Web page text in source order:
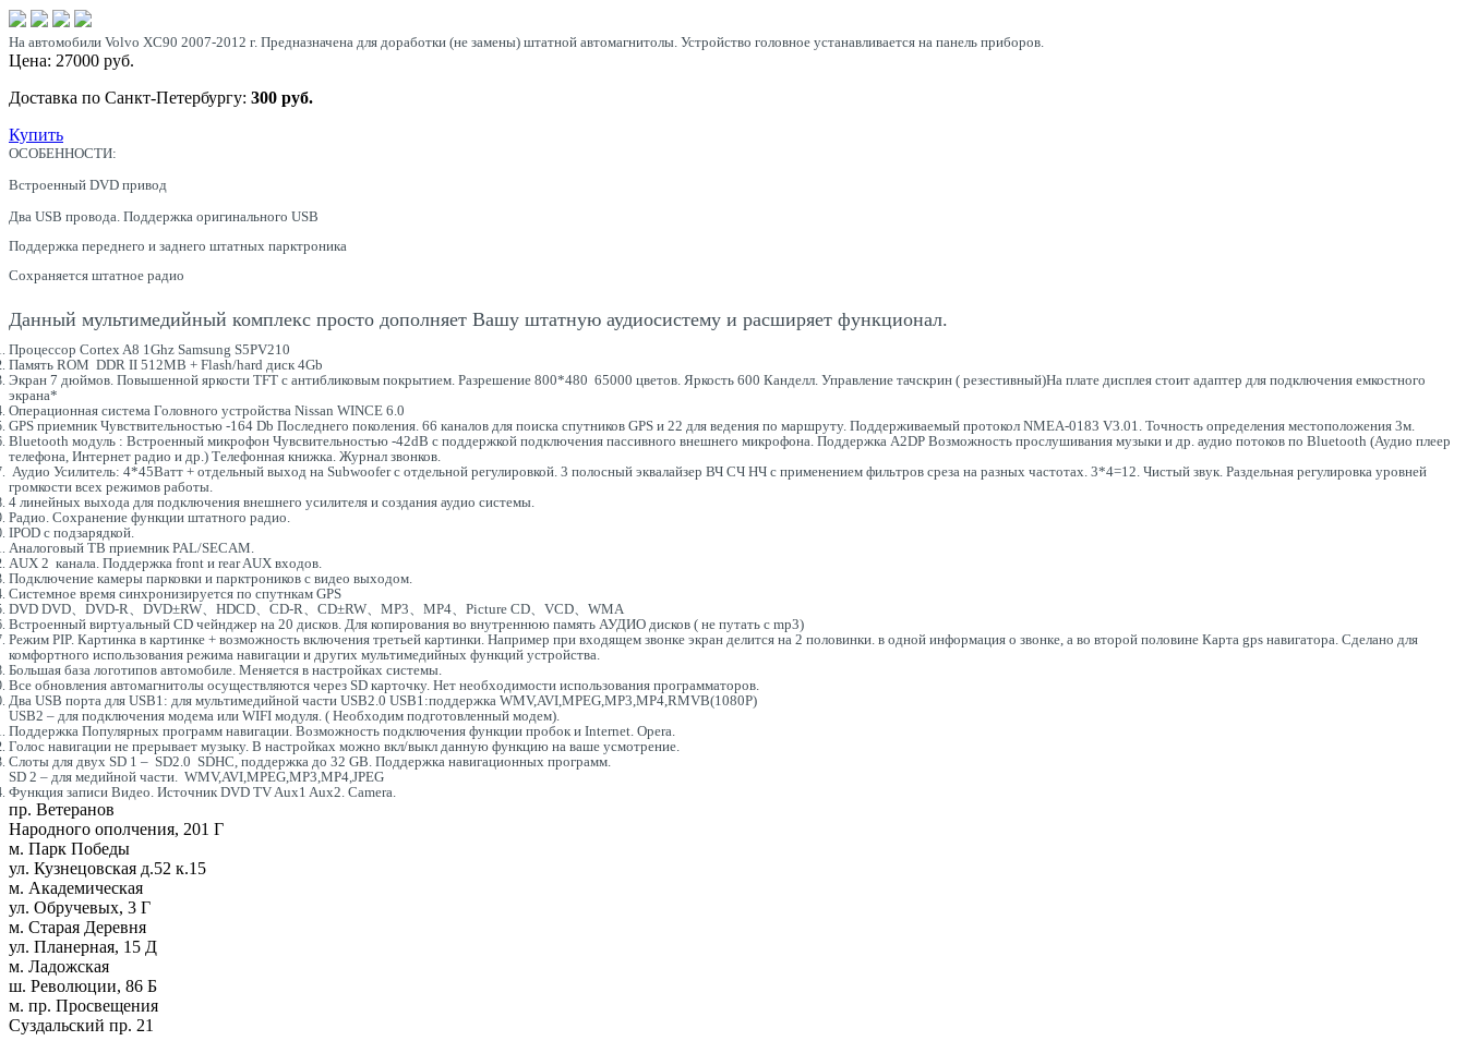
На автомобили Volvo XC90 2007-2012 г. Предназначена для доработки (не замены) штатной автомагнитолы. Устройство головное устанавливается на панель приборов.
Цена: 27000 руб.
Доставка по Санкт-Петербургу: 300 руб.
Купить
ОСОБЕННОСТИ:
Встроенный DVD привод
Два USB провода. Поддержка оригинального USB
Поддержка переднего и заднего штатных парктроника
Сохраняется штатное радио
Данный мультимедийный комплекс просто дополняет Вашу штатную аудиосистему и расширяет функционал.
Процессор Cortex A8 1Ghz Samsung S5PV210
Память ROM DDR II 512MB + Flash/hard диск 4Gb
Экран 7 дюймов. Повышенной яркости TFT с антибликовым покрытием. Разрешение 800*480 65000 цветов. Яркость 600 Канделл. Управление тачскрин ( резестивный)На плате дисплея стоит адаптер для подключения емкостного
экрана*
Операционная система Головного устройства Nissan WINCE 6.0
GPS приемник Чувствительностью -164 Db Последнего поколения. 66 каналов для поиска спутников GPS и 22 для ведения по маршруту. Поддерживаемый протокол NMEA-0183 V3.01. Точность определения местоположения 3м.
Bluetooth модуль : Встроенный микрофон Чувсвительностью -42dB с поддержкой подключения пассивного внешнего микрофона. Поддержка A2DP Возможность прослушивания музыки и др. аудио потоков по Bluetooth (Аудио плеер
телефона, Интернет радио и др.) Телефонная книжка. Журнал звонков.
Аудио Усилитель: 4*45Ватт + отдельный выход на Subwoofer с отдельной регулировкой. 3 полосный эквалайзер ВЧ СЧ НЧ с применением фильтров среза на разных частотах. 3*4=12. Чистый звук. Раздельная регулировка уровней
громкости всех режимов работы.
4 линейных выхода для подключения внешнего усилителя и создания аудио системы.
Радио. Сохранение функции штатного радио.
IPOD с подзарядкой.
Аналоговый ТВ приемник PAL/SECAM.
AUX 2 канала. Поддержка front и rear AUX входов.
Подключение камеры парковки и парктроников с видео выходом.
Системное время синхронизируется по спутнкам GPS
DVD DVD、DVD-R、DVD±RW、HDCD、CD-R、CD±RW、MP3、MP4、Picture CD、VCD、WMA
Встроенный виртуальный CD чейнджер на 20 дисков. Для копирования во внутреннюю память АУДИО дисков ( не путать с mp3)
Режим PIP. Картинка в картинке + возможность включения третьей картинки. Например при входящем звонке экран делится на 2 половинки. в одной информация о звонке, а во второй половине Карта gps навигатора. Сделано для
комфортного использования режима навигации и других мультимедийных функций устройства.
Большая база логотипов автомобиле. Меняется в настройках системы.
Все обновления автомагнитолы осуществляются через SD карточку. Нет необходимости использования программаторов.
Два USB порта для USB1: для мультимедийной части USB2.0 USB1:поддержка WMV,AVI,MPEG,MP3,MP4,RMVB(1080P)
USB2 – для подключения модема или WIFI модуля. ( Необходим подготовленный модем).
Поддержка Популярных программ навигации. Возможность подключения функции пробок и Internet. Opera.
Голос навигации не прерывает музыку. В настройках можно вкл/выкл данную функцию на ваше усмотрение.
Слоты для двух SD 1 – SD2.0 SDHC, поддержка до 32 GB. Поддержка навигационных программ.
SD 2 – для медийной части. WMV,AVI,MPEG,MP3,MP4,JPEG
Функция записи Видео. Источник DVD TV Aux1 Aux2. Camera.
пр. Ветеранов
Народного ополчения, 201 Г
м. Парк Победы
ул. Кузнецовская д.52 к.15
м. Академическая
ул. Обручевых, 3 Г
м. Старая Деревня
ул. Планерная, 15 Д
м. Ладожская
ш. Революции, 86 Б
м. пр. Просвещения
Суздальский пр. 21